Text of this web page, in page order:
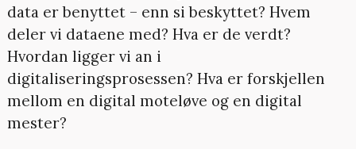
data er benyttet – enn si beskyttet? Hvem
deler vi dataene med? Hva er de verdt?
Hvordan ligger vi an i
digitaliseringsprosessen? Hva er forskjellen
mellom en digital moteløve og en digital
mester?